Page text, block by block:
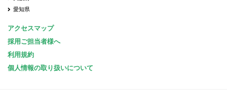
愛知県
アクセスマップ
採用ご担当者様へ
利用規約
個人情報の取り扱いについて